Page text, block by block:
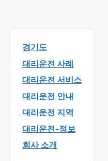
경기도
대리운전 사례
대리운전 서비스
대리운전 안내
대리운전 지역
대리운전-정보
회사 소개